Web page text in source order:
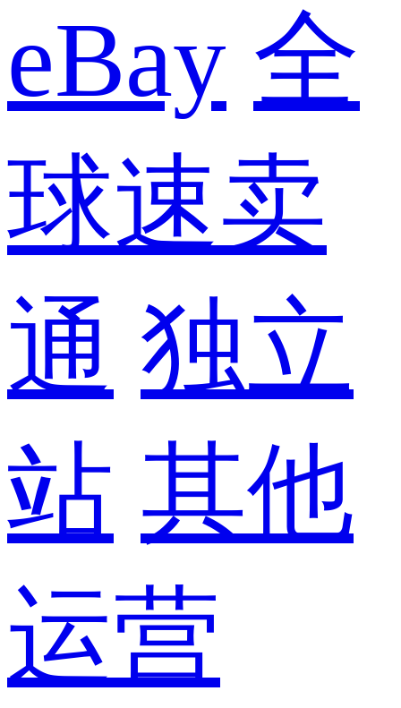
eBay 全
球速卖
通 独立
站 其他
运营